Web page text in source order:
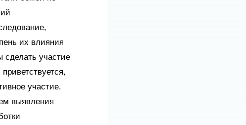
их влияния
сделать участие
участие.
выявления